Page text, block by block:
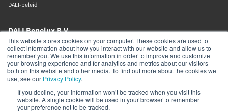
This website stores cookies on your computer. These cookies are used to
collect information about how you interact with our website and allow us to
remember you. We use this information in order to improve and customize
your browsing experience and for analytics and metrics about our visitors
both on this website and other media. To find out more about the cookies we
use, see our Privacy Policy.
If you decline, your information won’t be tracked when you visit this
website. A single cookie will be used in your browser to remember
your preference not to be tracked.
DALI-beleid
DALI Benelux B.V.
Putstraat 12c
Waalwijk
5142 RL
The Netherlands
+31 (0)85 105 50 50
info@dalibenelux.com